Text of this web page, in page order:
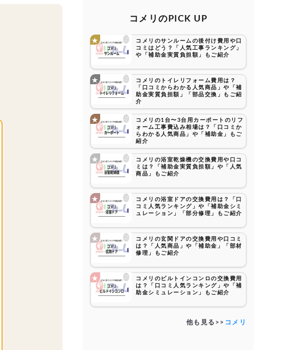
コメリのPICK UP
コメリのサンルームの後付け費用や口
コミはどう？「人気工事ランキング」
や「補助金実質負担額」もご紹介
コメリのトイレリフォーム費用は？
「口コミからわかる人気商品」や「補
助金実質負担額」「部品交換」もご紹
介
コメリの1台〜3台用カーポートのリフ
ォーム工事費込み相場は？「口コミか
らわかる人気商品」や「補助金」もご
紹介
コメリの浴室乾燥機の交換費用や口コ
ミは？「補助金実質負担額」や「人気
商品」もご紹介
コメリの浴室ドアの交換費用は？「口
コミ人気ランキング」や「補助金シミ
ュレーション」「部分修理」もご紹介
コメリの玄関ドアの交換費用や口コミ
は？「人気商品」や「補助金」「部材
修理」もご紹介
コメリのビルトインコンロの交換費用
は？「口コミ人気ランキング」や「補
助金シミュレーション」もご紹介
他も見る>> コメリ